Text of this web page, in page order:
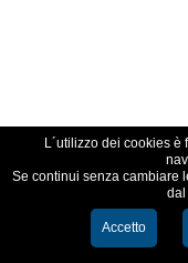
L´utilizzo dei cookies
Se continui senza cambiare
dal
Accetto